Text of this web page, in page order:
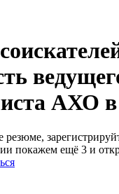
АХО
резюме,
покажем ещё 3 и